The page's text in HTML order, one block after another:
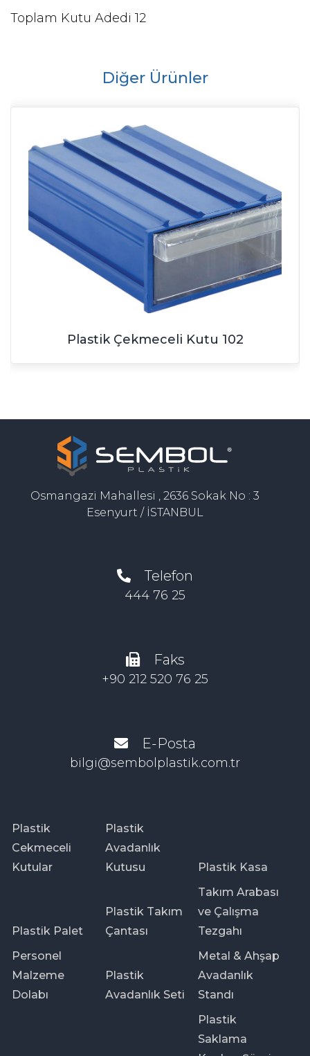
Toplam Kutu Adedi 12
Diğer Ürünler
Plastik Çekmeceli Kutu 102
Osmangazi Mahallesi , 2636 Sokak No : 3
Esenyurt / İSTANBUL
Telefon
444 76 25
Faks
+90 212 520 76 25
E-Posta
bilgi@sembolplastik.com.tr
Plastik
Cekmeceli
Kutular
Plastik
Avadanlık
Kutusu
Plastik Kasa
Plastik Palet
Plastik Takım
Çantası
Takım Arabası
ve Çalışma
Tezgahı
Personel
Malzeme
Dolabı
Plastik
Avadanlık Seti
Metal & Ahşap
Avadanlık
Standı
Plastik
Saklama